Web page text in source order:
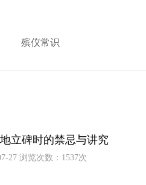
殡仪常识
立碑时的禁忌与讲究
27 浏览次数： 1537次